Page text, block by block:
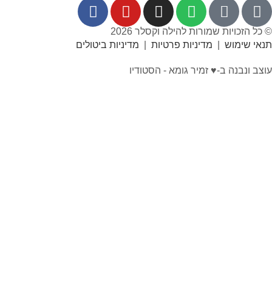
שמורות להילה וקסלר 2026
| מדיניות פרטיות|מדיניות ביטולים
ב-♥︎ זמיר גומא - הסטודיו